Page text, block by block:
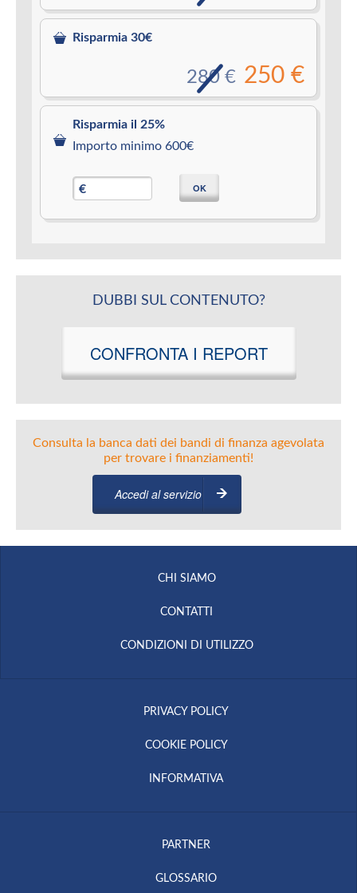
Risparmia 30€
250 €
280 €
Risparmia il 25%
Importo minimo 600€
€ OK
DUBBI SUL CONTENUTO?
CONFRONTA I REPORT
Consulta la banca dati dei bandi di finanza agevolata
per trovare i finanziamenti!
Accedi al servizio
CHI SIAMO
CONTATTI
CONDIZIONI DI UTILIZZO
PRIVACY POLICY
COOKIE POLICY
INFORMATIVA
PARTNER
GLOSSARIO